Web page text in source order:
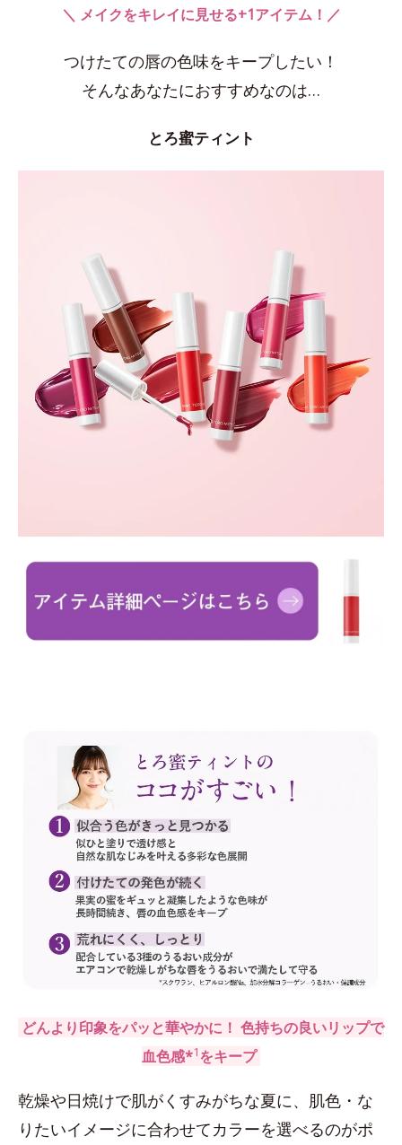
＼ メイクをキレイに見せる+1アイテム！／
つけたての唇の色味をキープしたい！
そんなあなたにおすすめなのは…
とろ蜜ティント
どんより印象をパッと華やかに！ 色持ちの良いリップで
血色感*1をキープ
乾燥や日焼けで肌がくすみがちな夏に、肌色・な
りたいイメージに合わせてカラーを選べるのがポ